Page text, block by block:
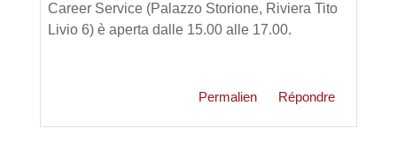
Career Service (Palazzo Storione, Riviera Tito
Livio 6) è aperta dalle 15.00 alle 17.00.
Permalien Répondre